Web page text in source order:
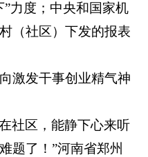
力度；中央和国家机
（社区）下发的报表
激发干事创业精气神
社区，能静下心来听
题了！”河南省郑州